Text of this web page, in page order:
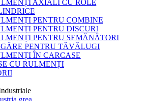
AXIALI CU ROLE
PENTRU COMBINE
PENTRU DISCURI
PENTRU SEMĂNĂTORI
PENTRU TĂVĂLUGI
ÎN CARCASE
CU RULMENȚI
grea